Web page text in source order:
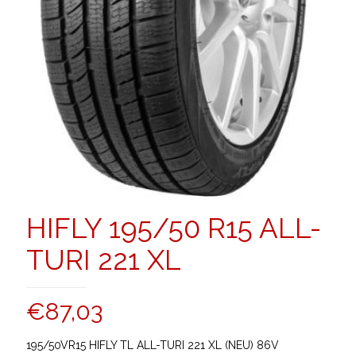
HIFLY 195/50 R15 ALL-
TURI 221 XL
€87,03
195/50VR15 HIFLY TL ALL-TURI 221 XL (NEU) 86V